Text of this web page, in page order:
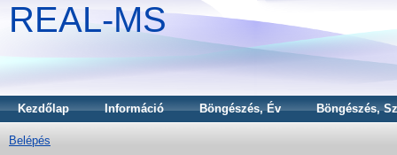
REAL-MS
Kezdőlap Információ Böngészés, Év Böngészés,
Belépés